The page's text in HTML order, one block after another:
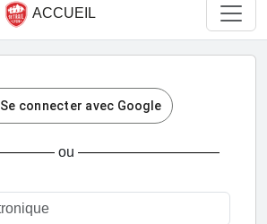
ACCUEIL
Se connecter avec Google
ou